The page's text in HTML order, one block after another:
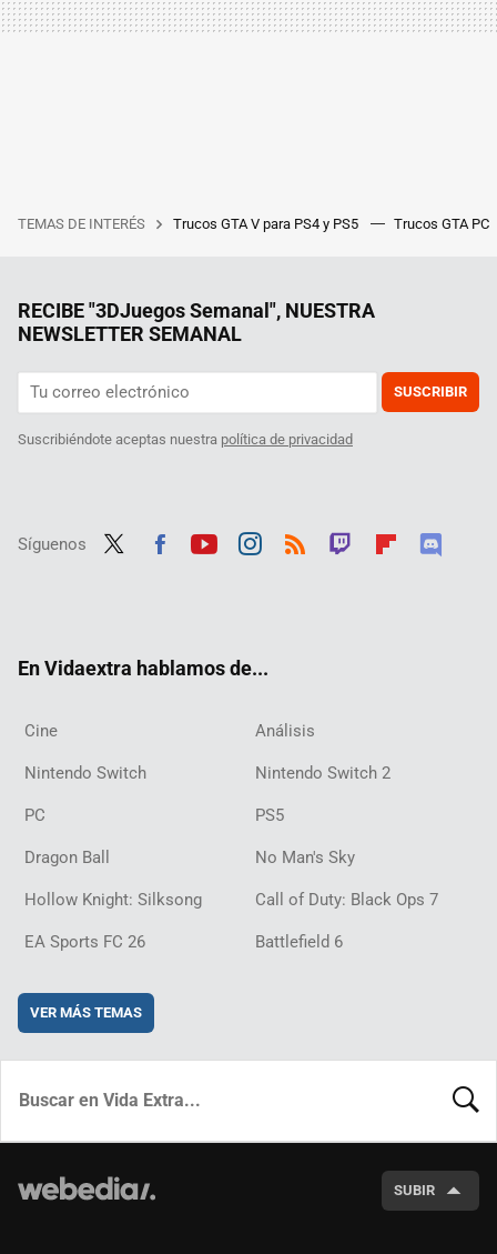
TEMAS DE INTERÉS Trucos GTA V para PS4 y PS5 Trucos GTA PC
RECIBE "3DJuegos Semanal", NUESTRA
NEWSLETTER SEMANAL
SUSCRIBIR
Suscribiéndote aceptas nuestra política de privacidad
Síguenos
En Vidaextra hablamos de...
Cine Análisis
Nintendo Switch Nintendo Switch 2
PC PS5
Dragon Ball No Man's Sky
Hollow Knight: Silksong Call of Duty: Black Ops 7
EA Sports FC 26 Battlefield 6
VER MÁS TEMAS
SUBIR